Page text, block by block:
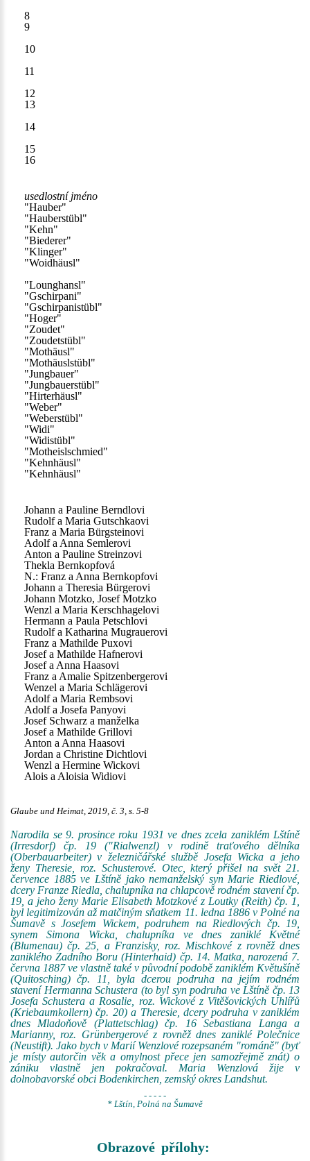
8
9
10
11
12
13
14
15
16
usedlostní jméno
"Hauber"
"Hauberstübl"
"Kehn"
"Biederer"
"Klinger"
"Woidhäusl"
"Lounghansl"
"Gschirpani"
"Gschirpanistübl"
"Hoger"
"Zoudet"
"Zoudetstübl"
"Mothäusl"
"Mothäuslstübl"
"Jungbauer"
"Jungbauerstübl"
"Hirterhäusl"
"Weber"
"Weberstübl"
"Widi"
"Widistübl"
"Motheislschmied"
"Kehnhäusl"
"Kehnhäusl"
Johann a Pauline Berndlovi
Rudolf a Maria Gutschkaovi
Franz a Maria Bürgsteinovi
Adolf a Anna Semlerovi
Anton a Pauline Streinzovi
Thekla Bernkopfová
N.: Franz a Anna Bernkopfovi
Johann a Theresia Bürgerovi
Johann Motzko, Josef Motzko
Wenzl a Maria Kerschhagelovi
Hermann a Paula Petschlovi
Rudolf a Katharina Mugrauerovi
Franz a Mathilde Puxovi
Josef a Mathilde Hafnerovi
Josef a Anna Haasovi
Franz a Amalie Spitzenbergerovi
Wenzel a Maria Schlägerovi
Adolf a Maria Rembsovi
Adolf a Josefa Panyovi
Josef Schwarz a manželka
Josef a Mathilde Grillovi
Anton a Anna Haasovi
Jordan a Christine Dichtlovi
Wenzl a Hermine Wickovi
Alois a Aloisia Widiovi
Glaube und Heimat, 2019, č. 3, s. 5-8
Narodila se 9. prosince roku 1931 ve dnes zcela zaniklém Lštíně
(Irresdorf) čp. 19 ("Rialwenzl) v rodině traťového dělníka
(Oberbauarbeiter) v železničářské službě Josefa Wicka a jeho
ženy Theresie, roz. Schusterové. Otec, který přišel na svět 21.
července 1885 ve Lštíně jako nemanželský syn Marie Riedlové,
dcery Franze Riedla, chalupníka na chlapcově rodném stavení čp.
19, a jeho ženy Marie Elisabeth Motzkové z Loutky (Reith) čp. 1,
byl legitimizován až matčiným sňatkem 11. ledna 1886 v Polné na
Šumavě s Josefem Wickem, podruhem na Riedlových čp. 19,
synem Simona Wicka, chalupníka ve dnes zaniklé Květné
(Blumenau) čp. 25, a Franzisky, roz. Mischkové z rovněž dnes
zaniklého Zadního Boru (Hinterhaid) čp. 14. Matka, narozená 7.
června 1887 ve vlastně také v původní podobě zaniklém Květušíně
(Quitosching) čp. 11, byla dcerou podruha na jejím rodném
stavení Hermanna Schustera (to byl syn podruha ve Lštíně čp. 13
Josefa Schustera a Rosalie, roz. Wickové z Vitěšovických Uhlířů
(Kriebaumkollern) čp. 20) a Theresie, dcery podruha v zaniklém
dnes Mladoňově (Plattetschlag) čp. 16 Sebastiana Langa a
Marianny, roz. Grünbergerové z rovněž dnes zaniklé Polečnice
(Neustift). Jako bych v Marií Wenzlové rozepsaném "románě" (byť
je místy autorčin věk a omylnost přece jen samozřejmě znát) o
zániku vlastně jen pokračoval. Maria Wenzlová žije v
dolnobavorské obci Bodenkirchen, zemský okres Landshut.
- - - - -
* Lštín, Polná na Šumavě
Obrazové přílohy: